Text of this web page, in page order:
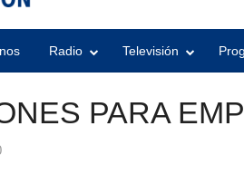
Radio Televisión
PARA